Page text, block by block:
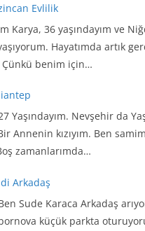
Evlilik
Karya, 36 yaşındayım ve
Hayatımda artık
benim için…
Yaşındayım. Nevşehir da
Annenin kızıyım. Ben
zamanlarımda…
Arkadaş
Sude Karaca Arkadaş
küçük parkta